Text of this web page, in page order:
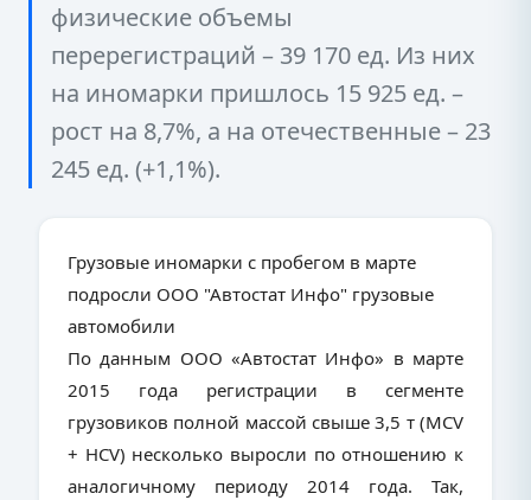
физические объемы
перерегистраций – 39 170 ед. Из них
на иномарки пришлось 15 925 ед. –
рост на 8,7%, а на отечественные – 23
245 ед. (+1,1%).
Грузовые иномарки с пробегом в марте
подросли ООО "Автостат Инфо" грузовые
автомобили
По данным ООО «Автостат Инфо» в марте
2015 года регистрации в сегменте
грузовиков полной массой свыше 3,5 т (MCV
+ HCV) несколько выросли по отношению к
аналогичному периоду 2014 года. Так,